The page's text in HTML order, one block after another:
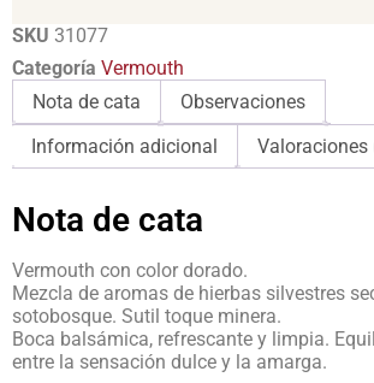
SKU 31077
Categoría Vermouth
Nota de cata
Observaciones
Información adicional
Valoraciones
Nota de cata
Vermouth con color dorado.
Mezcla de aromas de hierbas silvestres
sotobosque. Sutil toque minera.
Boca balsámica, refrescante y limpia.
entre la sensación dulce y la amarga.